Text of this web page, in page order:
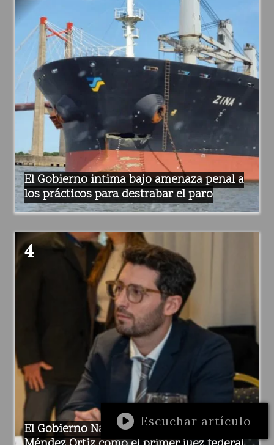
El Gobierno intima bajo amenaza penal a
los prácticos para destrabar el paro
El Gobierno Nacional propuso a Emiliano
Escuchar artículo